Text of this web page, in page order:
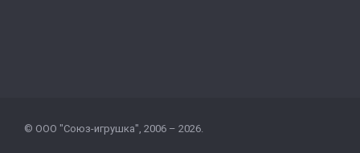
© ООО "Союз-игрушка", 2006 – 2026.